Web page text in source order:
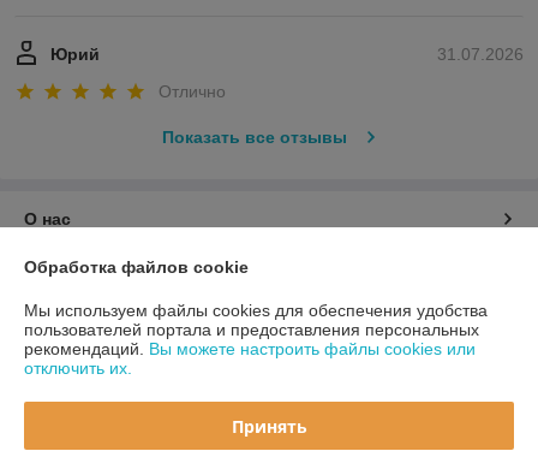
31.07.2026
Юрий
Отлично
Показать все отзывы
О нас
Контакты
Доставка и оплата
Полная версия сайта
Обработка файлов cookie
Мы используем файлы cookies для обеспечения удобства
пользователей портала и предоставления персональных
рекомендаций. Вы можете настроить файлы cookies или
отключить их.
Принять